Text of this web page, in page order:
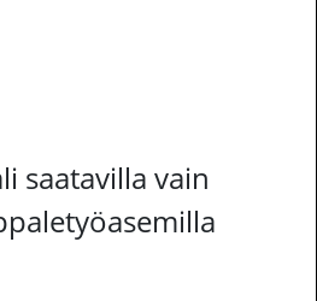
saatavilla vain